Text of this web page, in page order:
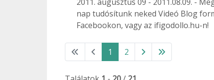
nap tudósítunk neked Videó Blog
Facebookon, vagy az ifigodollo.hu-n!
1 2